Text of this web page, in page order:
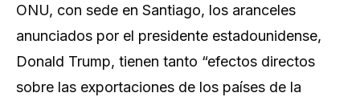
ONU, con sede en Santiago, los aranceles
anunciados por el presidente estadounidense,
Donald Trump, tienen tanto “efectos directos
sobre las exportaciones de los países de la